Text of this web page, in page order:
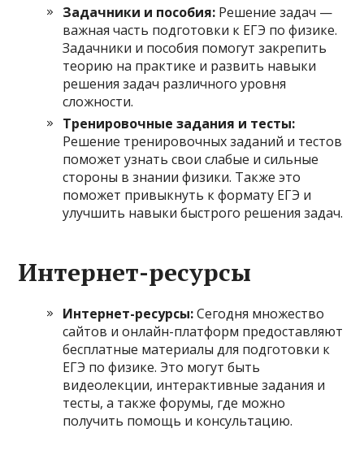
Задачники и пособия: Решение задач —
важная часть подготовки к ЕГЭ по физике.
Задачники и пособия помогут закрепить
теорию на практике и развить навыки
решения задач различного уровня
сложности.
Тренировочные задания и тесты:
Решение тренировочных заданий и тестов
поможет узнать свои слабые и сильные
стороны в знании физики. Также это
поможет привыкнуть к формату ЕГЭ и
улучшить навыки быстрого решения задач.
Интернет-ресурсы
Интернет-ресурсы:Сегодня множество
сайтов и онлайн-платформ предоставляют
бесплатные материалы для подготовки к
ЕГЭ по физике. Это могут быть
видеолекции, интерактивные задания и
тесты, а также форумы, где можно
получить помощь и консультацию.